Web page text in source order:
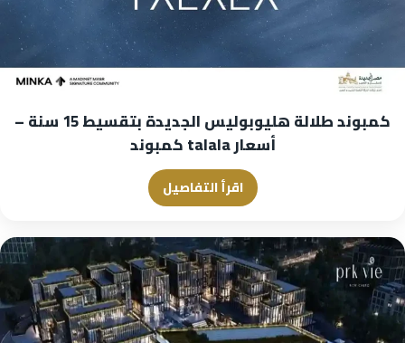
كمبوند طلالة هليوبوليس الجديدة بتقسيط 15 سنة –
أسعار talala كمبوند
اقرأ التفاصيل